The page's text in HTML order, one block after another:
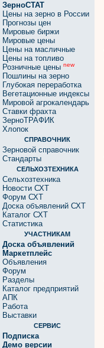
ЗерноСТАТ
Цены на зерно в России
Прогнозы цен
Мировые биржи
Мировые цены
Цены на масличные
Цены на топливо
Розничные цены new
Пошлины на зерно
Глубокая переработка
Вегетационные индексы
Мировой агрокалендарь
Ставки фрахта
ЗерноТРАФИК
Хлопок
СПРАВОЧНИК
Зерновой справочник
Стандарты
СЕЛЬХОЗТЕХНИКА
Сельхозтехника
Новости СХТ
Форум СХТ
Доска объявлений СХТ
Каталог СХТ
Статистика
УЧАСТНИКАМ
Доска объявлений
Маркетплейс
Объявления
Форум
Разделы
Каталог предприятий
АПК
Работа
Выставки
СЕРВИС
Подписка
Демо версии